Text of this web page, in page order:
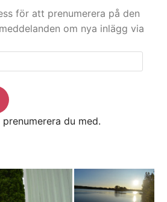
för att prenumerera på den
om nya inlägg via
du med.